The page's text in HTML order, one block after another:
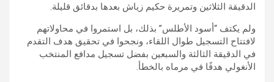
الدقيقة الثلاثين وتمريرة حكيم زياش بعدها بدقائق قليلة.
ولم يكتف “أسود الأطلس” بذلك، بل استمروا في محاولاتهم
لافتتاح التسجيل طوال اللقاء، ونجحوا في تحقيق هدف التقدم
في الدقيقة الثالثة والسبعين بفضل تسجيل مدافع المنتخب
الأنغولي هدفًا في مرماه بالخطأ.